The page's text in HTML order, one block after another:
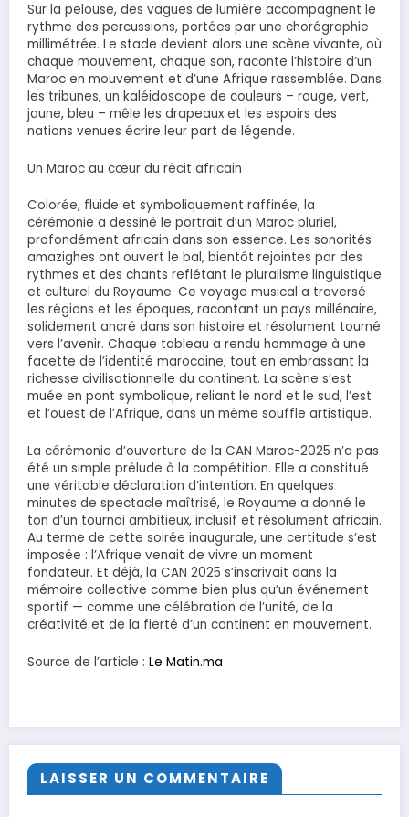
Sur la pelouse, des vagues de lumière accompagnent le
rythme des percussions, portées par une chorégraphie
millimétrée. Le stade devient alors une scène vivante, où
chaque mouvement, chaque son, raconte l’histoire d’un
Maroc en mouvement et d’une Afrique rassemblée. Dans
les tribunes, un kaléidoscope de couleurs – rouge, vert,
jaune, bleu – mêle les drapeaux et les espoirs des
nations venues écrire leur part de légende.
Un Maroc au cœur du récit africain
Colorée, fluide et symboliquement raffinée, la
cérémonie a dessiné le portrait d’un Maroc pluriel,
profondément africain dans son essence. Les sonorités
amazighes ont ouvert le bal, bientôt rejointes par des
rythmes et des chants reflétant le pluralisme linguistique
et culturel du Royaume. Ce voyage musical a traversé
les régions et les époques, racontant un pays millénaire,
solidement ancré dans son histoire et résolument tourné
vers l’avenir. Chaque tableau a rendu hommage à une
facette de l’identité marocaine, tout en embrassant la
richesse civilisationnelle du continent. La scène s’est
muée en pont symbolique, reliant le nord et le sud, l’est
et l’ouest de l’Afrique, dans un même souffle artistique.
La cérémonie d’ouverture de la CAN Maroc-2025 n’a pas
été un simple prélude à la compétition. Elle a constitué
une véritable déclaration d’intention. En quelques
minutes de spectacle maîtrisé, le Royaume a donné le
ton d’un tournoi ambitieux, inclusif et résolument africain.
Au terme de cette soirée inaugurale, une certitude s’est
imposée : l’Afrique venait de vivre un moment
fondateur. Et déjà, la CAN 2025 s’inscrivait dans la
mémoire collective comme bien plus qu’un événement
sportif — comme une célébration de l’unité, de la
créativité et de la fierté d’un continent en mouvement.
Source de l’article : Le Matin.ma
LAISSER UN COMMENTAIRE